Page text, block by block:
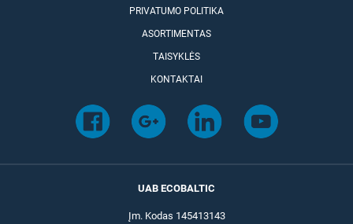
PRIVATUMO POLITIKA
ASORTIMENTAS
TAISYKLĖS
KONTAKTAI
UAB ECOBALTIC
Įm. Kodas 145413143